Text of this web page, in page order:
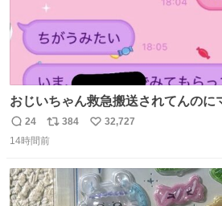
おじいちゃん救急搬送されてんのに
て不謹慎だけどウケる
返
信
24
リ
ポ
ト
数
384
い
数
32,727
14時間前